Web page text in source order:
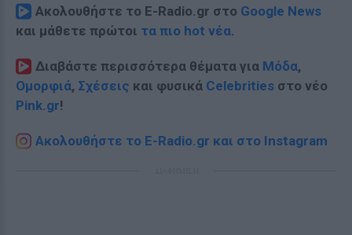
Ακολουθήστε το E-Radio.gr στο Google News
και μάθετε πρώτοι τα πιο hot νέα.
Διαβάστε περισσότερα θέματα για Μόδα,
Ομορφιά, Σχέσεις και φυσικά Celebrities στο νέο
Pink.gr!
Ακολουθήστε το E-Radio.gr και στο Instagram